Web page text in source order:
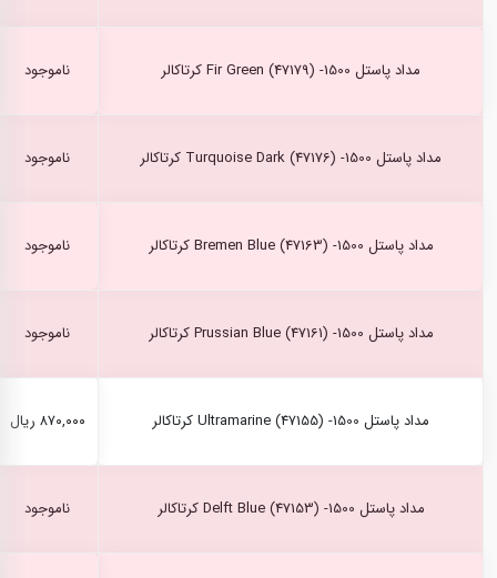
مداد پاستل Fir Green (47179) -1500 کرتاکالر ناموجود
مداد پاستل Turquoise Dark (47176) -1500 کرتاکالر ناموجود
مداد پاستل Bremen Blue (47163) -1500 کرتاکالر ناموجود
مداد پاستل Prussian Blue (47161) -1500 کرتاکالر ناموجود
مداد پاستل Ultramarine (47155) -1500 کرتاکالر ۸۷۰,۰۰۰ ریال
مداد پاستل Delft Blue (47153) -1500 کرتاکالر ناموجود